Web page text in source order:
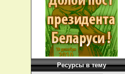
Ресурсы в тему